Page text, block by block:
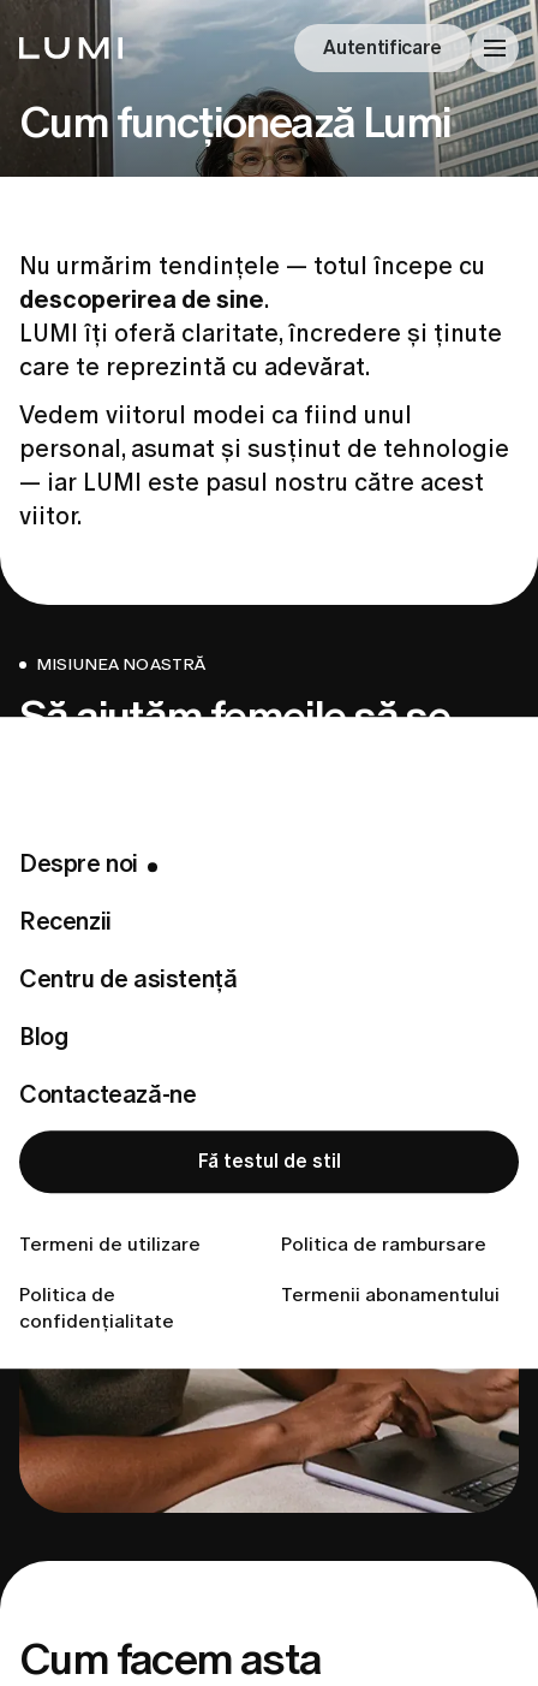
Despre noi
Recenzii
Centru de asistență
Blog
Contactează-ne
Fă testul de stil
Termeni de utilizare Politica de rambursare
Politica de
confidențialitate
Termenii abonamentului
Autentificare
Cum funcționează Lumi
Nu urmărim tendințele — totul începe cu
descoperirea de sine.
LUMI îți oferă claritate, încredere și ținute
care te reprezintă cu adevărat.
Vedem viitorul modei ca fiind unul
personal, asumat și susținut de tehnologie
— iar LUMI este pasul nostru către acest
viitor.
MISIUNEA NOASTRĂ
Să ajutăm femeile să se
Cum facem asta